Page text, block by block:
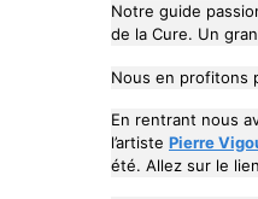
Notre guide
de la Cure. Un
Nous en profitons
En rentrant nous
l’artiste Pierre
été. Allez sur le